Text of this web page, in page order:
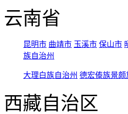
云南省
昆明市 曲靖市 玉溪市 保山市
族自治州
大理白族自治州 德宏傣族景颇
西藏自治区